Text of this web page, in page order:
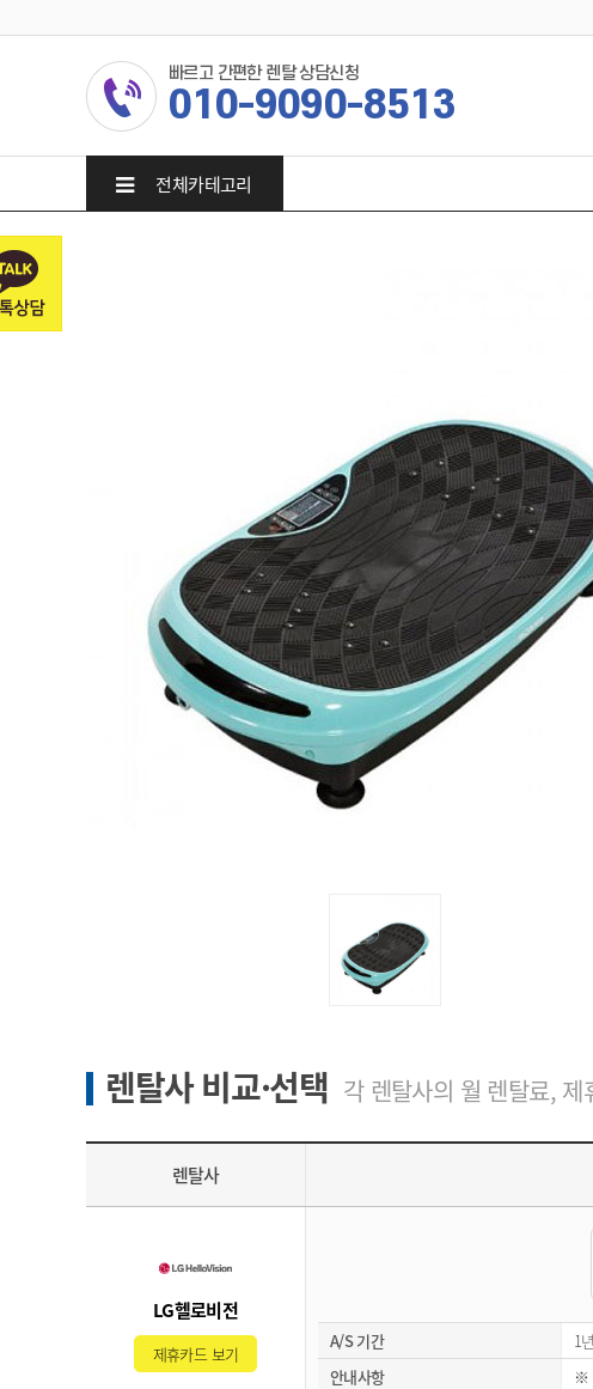
빠르고 간편한 렌탈 상담신청
010-9090-8513
전체카테고리
렌탈사 비교·선택 각 렌탈사의 월 렌탈료,
렌탈사
LG헬로비전
제휴카드 보기
A/S 기간
1
안내사항
※